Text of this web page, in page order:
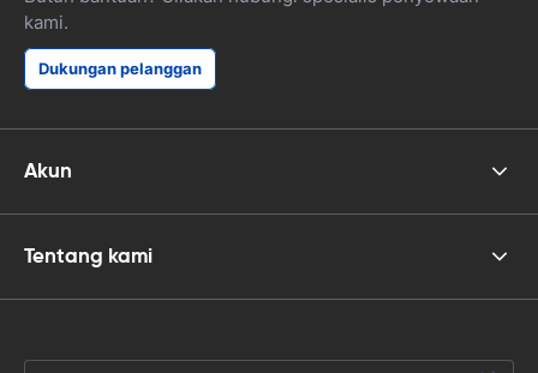
kami.
Dukungan pelanggan
Akun
Tentang kami